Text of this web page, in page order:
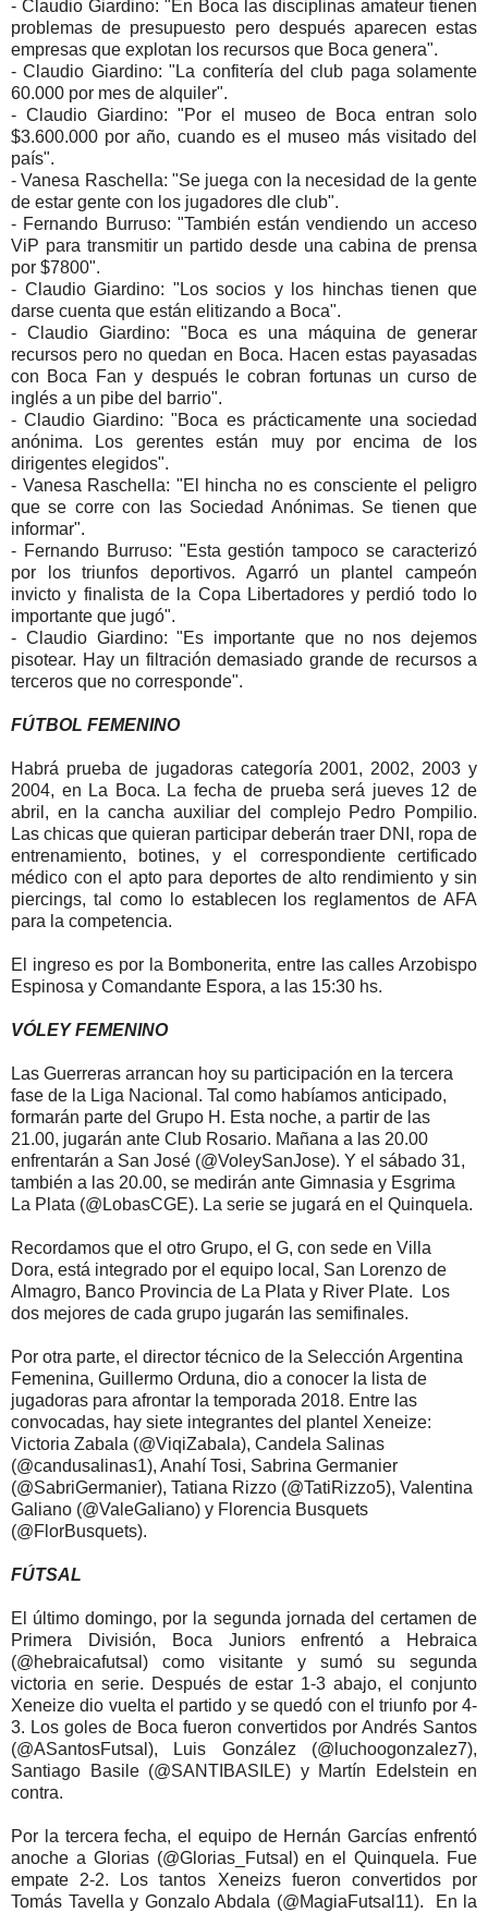
- Claudio Giardino: "En Boca las disciplinas amateur tienen
problemas de presupuesto pero después aparecen estas
empresas que explotan los recursos que Boca genera".
- Claudio Giardino: "La confitería del club paga solamente
60.000 por mes de alquiler".
- Claudio Giardino: "Por el museo de Boca entran solo
$3.600.000 por año, cuando es el museo más visitado del
país".
- Vanesa Raschella: "Se juega con la necesidad de la gente
de estar gente con los jugadores dle club".
- Fernando Burruso: "También están vendiendo un acceso
ViP para transmitir un partido desde una cabina de prensa
por $7800".
- Claudio Giardino: "Los socios y los hinchas tienen que
darse cuenta que están elitizando a Boca".
- Claudio Giardino: "Boca es una máquina de generar
recursos pero no quedan en Boca. Hacen estas payasadas
con Boca Fan y después le cobran fortunas un curso de
inglés a un pibe del barrio".
- Claudio Giardino: "Boca es prácticamente una sociedad
anónima. Los gerentes están muy por encima de los
dirigentes elegidos".
- Vanesa Raschella: "El hincha no es consciente el peligro
que se corre con las Sociedad Anónimas. Se tienen que
informar".
- Fernando Burruso: "Esta gestión tampoco se caracterizó
por los triunfos deportivos. Agarró un plantel campeón
invicto y finalista de la Copa Libertadores y perdió todo lo
importante que jugó".
- Claudio Giardino: "Es importante que no nos dejemos
pisotear. Hay un filtración demasiado grande de recursos a
terceros que no corresponde".
FÚTBOL FEMENINO
Habrá prueba de jugadoras categoría 2001, 2002, 2003 y
2004, en La Boca. La fecha de prueba será jueves 12 de
abril, en la cancha auxiliar del complejo Pedro Pompilio.
Las chicas que quieran participar deberán traer DNI, ropa de
entrenamiento, botines, y el correspondiente certificado
médico con el apto para deportes de alto rendimiento y sin
piercings, tal como lo establecen los reglamentos de AFA
para la competencia.
El ingreso es por la Bombonerita, entre las calles Arzobispo
Espinosa y Comandante Espora, a las 15:30 hs.
VÓLEY FEMENINO
Las Guerreras arrancan hoy su participación en la tercera
fase de la Liga Nacional. Tal como habíamos anticipado,
formarán parte del Grupo H. Esta noche, a partir de las
21.00, jugarán ante Club Rosario. Mañana a las 20.00
enfrentarán a San José (@VoleySanJose). Y el sábado 31,
también a las 20.00, se medirán ante Gimnasia y Esgrima
La Plata (@LobasCGE). La serie se jugará en el Quinquela.
Recordamos que el otro Grupo, el G, con sede en Villa
Dora, está integrado por el equipo local, San Lorenzo de
Almagro, Banco Provincia de La Plata y River Plate. Los
dos mejores de cada grupo jugarán las semifinales.
Por otra parte, el director técnico de la Selección Argentina
Femenina, Guillermo Orduna, dio a conocer la lista de
jugadoras para afrontar la temporada 2018. Entre las
convocadas, hay siete integrantes del plantel Xeneize:
Victoria Zabala (@ViqiZabala), Candela Salinas
(@candusalinas1), Anahí Tosi, Sabrina Germanier
(@SabriGermanier), Tatiana Rizzo (@TatiRizzo5), Valentina
Galiano (@ValeGaliano) y Florencia Busquets
(@FlorBusquets).
FÚTSAL
El último domingo, por la segunda jornada del certamen de
Primera División, Boca Juniors enfrentó a Hebraica
(@hebraicafutsal) como visitante y sumó su segunda
victoria en serie. Después de estar 1-3 abajo, el conjunto
Xeneize dio vuelta el partido y se quedó con el triunfo por 4-
3. Los goles de Boca fueron convertidos por Andrés Santos
(@ASantosFutsal), Luis González (@luchoogonzalez7),
Santiago Basile (@SANTIBASILE) y Martín Edelstein en
contra.
Por la tercera fecha, el equipo de Hernán Garcías enfrentó
anoche a Glorias (@Glorias_Futsal) en el Quinquela. Fue
empate 2-2. Los tantos Xeneizs fueron convertidos por
Tomás Tavella y Gonzalo Abdala (@MagiaFutsal11). En la